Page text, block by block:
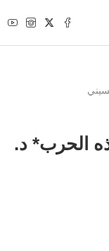
الحرب* د.